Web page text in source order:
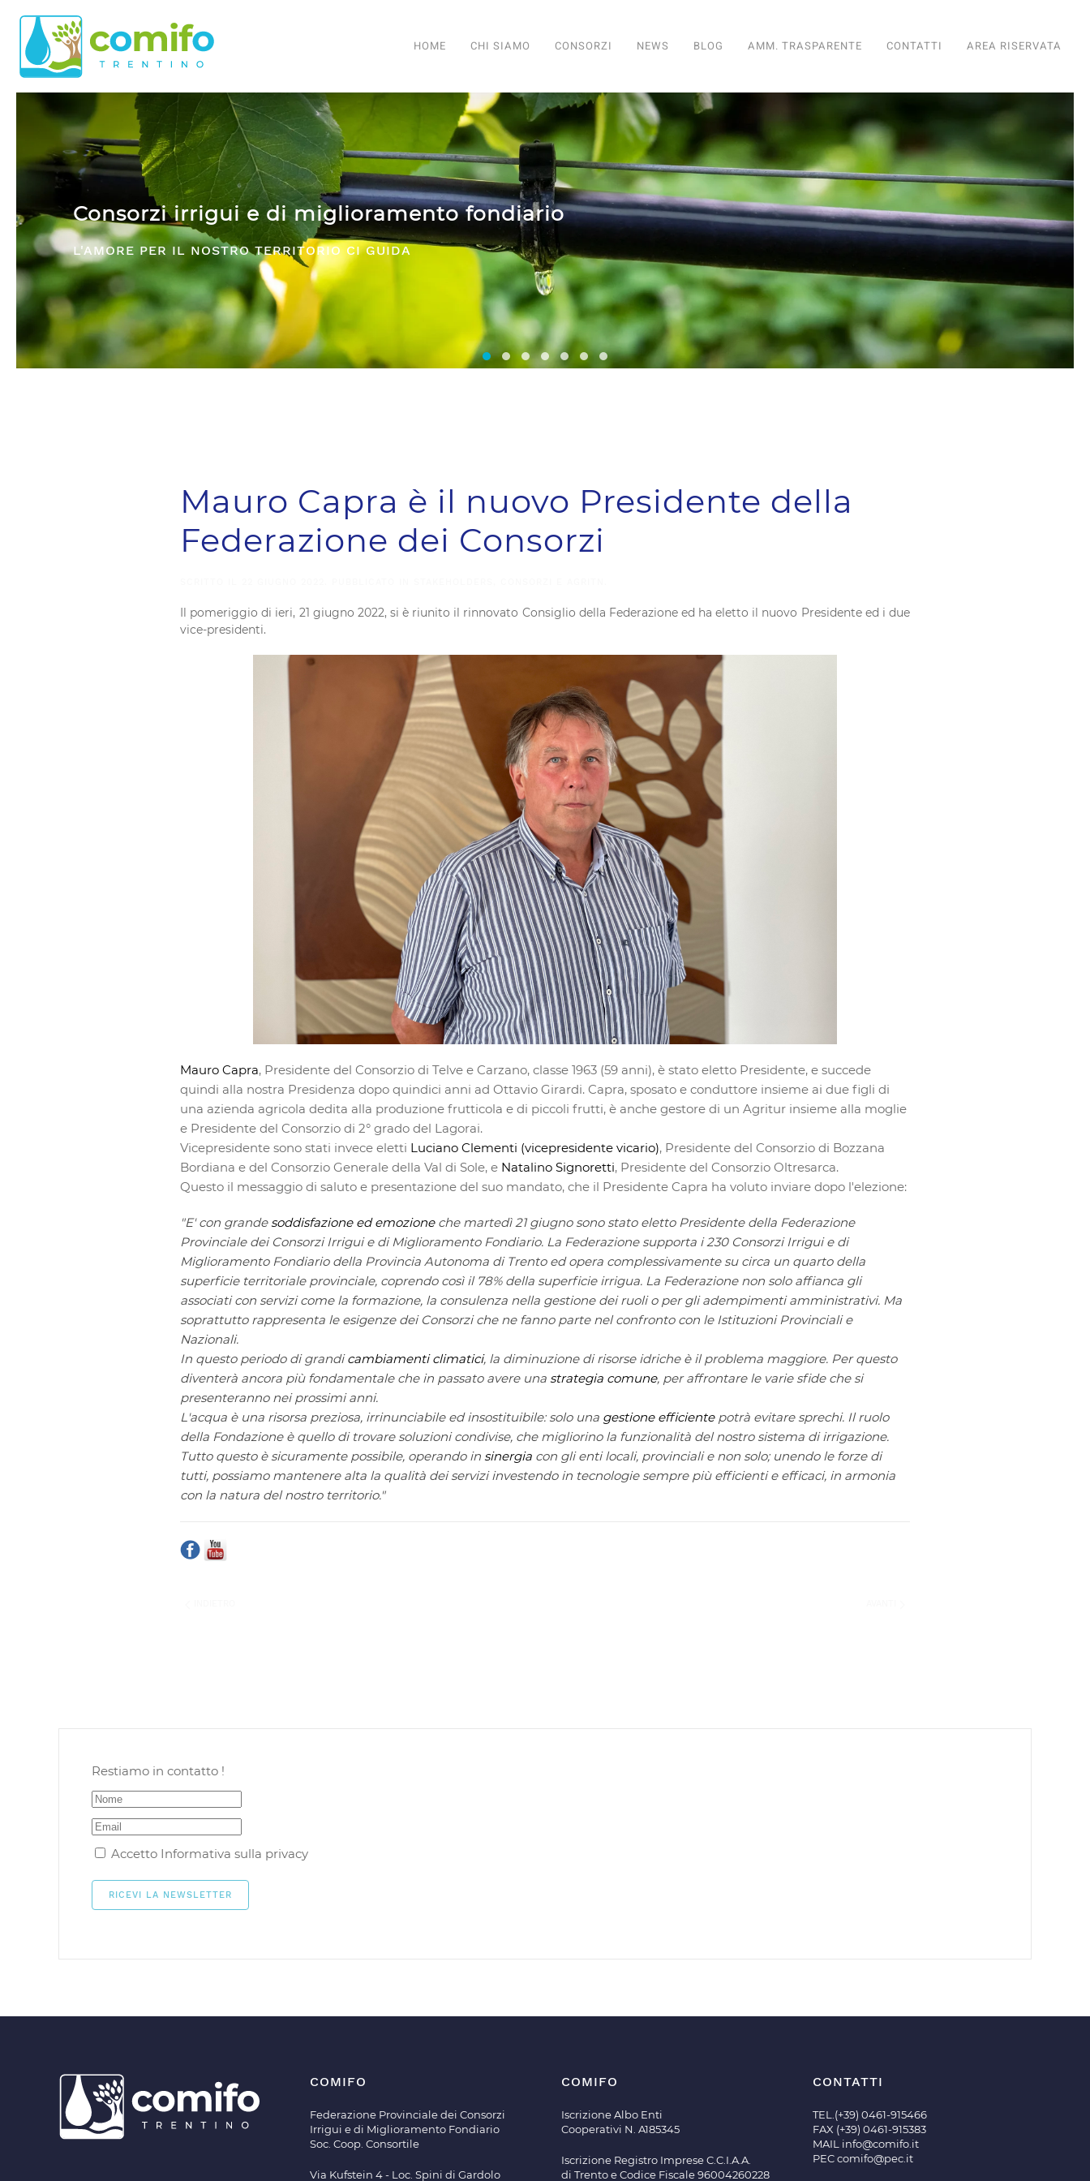
Skip to main content
HOME CHI SIAMO CONSORZI NEWS BLOG AMM. TRASPARENTE CONTATTI AREA RISERVATA
Comifo Trentino
DA OLTRE 40 ANNI, RAPPRESENTANZA E SERVIZI PER TUTTI I CONSORZI
Consorzi irrigui e di miglioramento fondiario
Comifo Trentino
Consorzi Irrigui e di Miglioramento Fondiario
La Federazione dei Consorzi
Consorzi Irrigui e di Miglioramento Fondiario
Consorzi irrigui e di Miglioramento Fondiario
Consorzi Irrigui e di Miglioramento Fondiario
Mauro Capra è il nuovo Presidente della
Federazione dei Consorzi
Il pomeriggio di ieri, 21 giugno 2022, si è riunito il rinnovato Consiglio della Federazione ed ha eletto il nuovo Presidente ed i due
vice-presidenti.
Mauro Capra, Presidente del Consorzio di Telve e Carzano, classe 1963 (59 anni), è stato eletto Presidente, e succede
quindi alla nostra Presidenza dopo quindici anni ad Ottavio Girardi. Capra, sposato e conduttore insieme ai due figli di
una azienda agricola dedita alla produzione frutticola e di piccoli frutti, è anche gestore di un Agritur insieme alla moglie
e Presidente del Consorzio di 2° grado del Lagorai.
Vicepresidente sono stati invece eletti Luciano Clementi (vicepresidente vicario), Presidente del Consorzio di Bozzana
Bordiana e del Consorzio Generale della Val di Sole, e Natalino Signoretti, Presidente del Consorzio Oltresarca.
Questo il messaggio di saluto e presentazione del suo mandato, che il Presidente Capra ha voluto inviare dopo l'elezione:
"E' con grandesoddisfazione ed emozioneche martedì 21 giugno sono stato eletto Presidente della Federazione
Provinciale dei Consorzi Irrigui e di Miglioramento Fondiario. La Federazione supporta i 230 Consorzi Irrigui e di
Miglioramento Fondiario della Provincia Autonoma di Trento ed opera complessivamente su circa un quarto della
superficie territoriale provinciale, coprendo così il 78% della superficie irrigua. La Federazione non solo affianca gli
associati con servizi come la formazione, la consulenza nella gestione dei ruoli o per gli adempimenti amministrativi. Ma
soprattutto rappresenta le esigenze dei Consorzi che ne fanno parte nel confronto con le Istituzioni Provinciali e
Nazionali.
In questo periodo di grandicambiamenti climatici, la diminuzione di risorse idriche è il problema maggiore. Per questo
diventerà ancora più fondamentale che in passato avere una strategia comune, per affrontare le varie sfide che si
presenteranno nei prossimi anni.
L'acqua è una risorsa preziosa, irrinunciabile ed insostituibile: solo una gestione efficientepotrà evitare sprechi. Il ruolo
della Fondazione è quello di trovare soluzioni condivise, che migliorino la funzionalità del nostro sistema di irrigazione.
Tutto questo è sicuramente possibile, operando in sinergia con gli enti locali, provinciali e non solo; unendo le forze di
tutti, possiamo mantenere alta la qualità dei servizi investendo in tecnologie sempre più efficienti e efficaci, in armonia
con la natura del nostro territorio."
Restiamo in contatto !
Accetto Informativa sulla privacy
COMIFO
Federazione Provinciale dei Consorzi
Irrigui e di Miglioramento Fondiario
Soc. Coop. Consortile
Via Kufstein 4 - Loc. Spini di Gardolo
COMIFO
Iscrizione Albo Enti
Cooperativi N. A185345
Iscrizione Registro Imprese C.C.I.A.A.
di Trento e Codice Fiscale 96004260228
CONTATTI
TEL.(+39) 0461-915466
FAX (+39) 0461-915383
MAIL info@comifo.it
PECcomifo@pec.it